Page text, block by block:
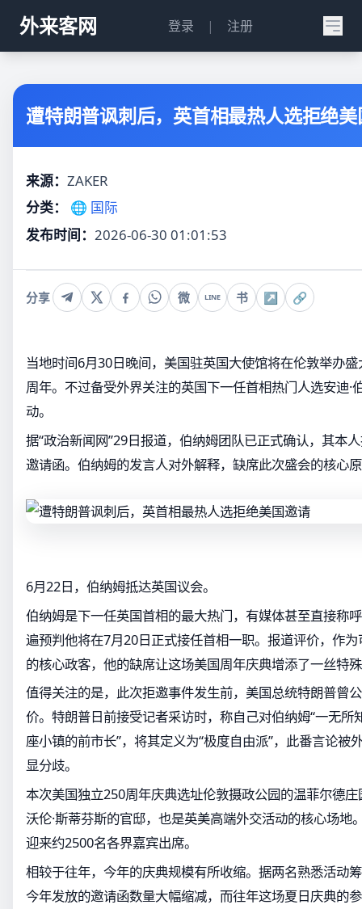
外来客网 登录 | 注册
遭特朗普讽刺后，英首相最热人选拒绝
来源： ZAKER
分类：
🌐 国际
发布时间： 2026-06-30 01:01:53
分享 微 LINE 书 ↗ 🔗
当地时间6月30日晚间，美国驻英国大使馆将在伦敦举办
周年。不过备受外界关注的英国下一任首相热门人选安迪·
动。
据“政治新闻网”29日报道，伯纳姆团队已正式确认，其本
邀请函。伯纳姆的发言人对外解释，缺席此次盛会的核心
6月22日，伯纳姆抵达英国议会。
伯纳姆是下一任英国首相的最大热门，有媒体甚至直接称
遍预判他将在7月20日正式接任首相一职。报道评价，作
的核心政客，他的缺席让这场美国周年庆典增添了一丝特
值得关注的是，此次拒邀事件发生前，美国总统特朗普曾
价。特朗普日前接受记者采访时，称自己对伯纳姆“一无所
座小镇的前市长”，将其定义为“极度自由派”，此番言论被
显分歧。
本次美国独立250周年庆典选址伦敦摄政公园的温菲尔德
沃伦·斯蒂芬斯的官邸，也是英美高端外交活动的核心场地
迎来约2500名各界嘉宾出席。
相较于往年，今年的庆典规模有所收缩。据两名熟悉活动
今年发放的邀请函数量大幅缩减，而往年这场夏日庆典的